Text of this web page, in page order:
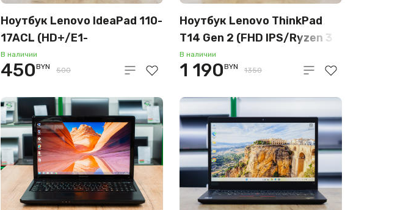
Ноутбук Lenovo IdeaPad 110-
17ACL (HD+/E1-
7010/4GB/SSD 120GB)
В наличии
450BYN 500
Ноутбук Lenovo ThinkPad
T14 Gen 2 (FHD IPS/Ryzen 3
Pro 5450U/16GB/SSD
256GB)
В наличии
1 190BYN 1350